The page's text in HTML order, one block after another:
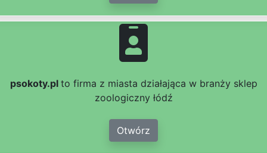
psokoty.pl to firma z miasta działająca w branży sklep
zoologiczny łódź
Otwórz